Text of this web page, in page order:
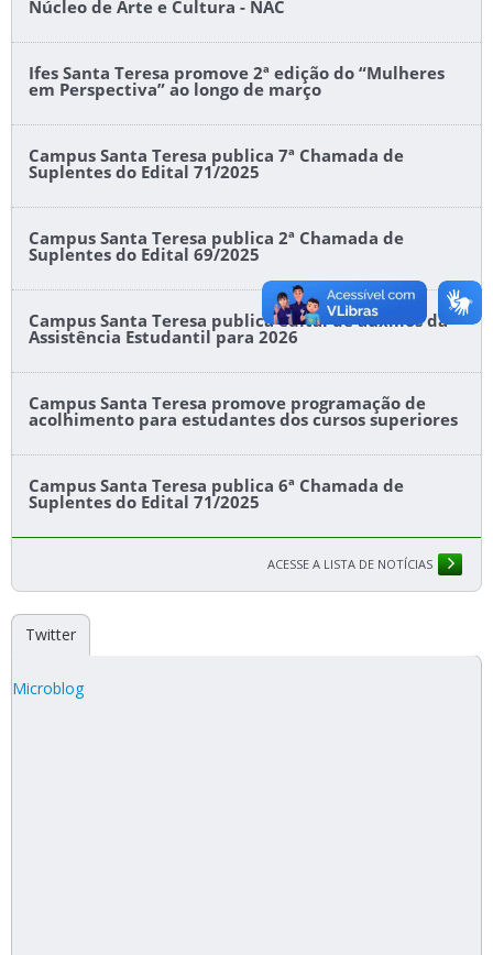
Núcleo de Arte e Cultura - NAC
Ifes Santa Teresa promove 2ª edição do “Mulheres
em Perspectiva” ao longo de março
Campus Santa Teresa publica 7ª Chamada de
Suplentes do Edital 71/2025
Campus Santa Teresa publica 2ª Chamada de
Suplentes do Edital 69/2025
Campus Santa Teresa publica edital de auxílios da
Assistência Estudantil para 2026
Campus Santa Teresa promove programação de
acolhimento para estudantes dos cursos superiores
Campus Santa Teresa publica 6ª Chamada de
Suplentes do Edital 71/2025
ACESSE A LISTA DE NOTÍCIAS
Twitter
Microblog